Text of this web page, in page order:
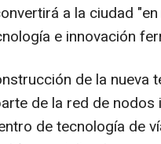
a la ciudad
e innovación
de la nueva
de la red de nodos
de tecnología de